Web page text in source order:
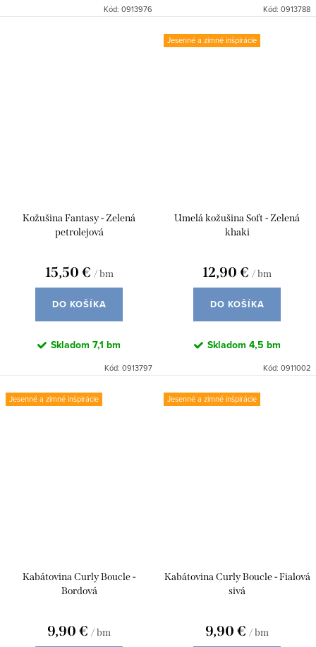
Kód: 0913976 Kód: 0913788
Kožušina Fantasy - Zelená
petrolejová
15,50 € / bm
DO KOŠÍKA
Skladom 7,1 bm
Kód: 0913797
Jesenné a zimné inšpirácie
Umelá kožušina Soft - Zelená
khaki
12,90 € / bm
DO KOŠÍKA
Skladom 4,5 bm
Kód: 0911002
Jesenné a zimné inšpirácie
Kabátovina Curly Boucle -
Bordová
9,90 € / bm
Jesenné a zimné inšpirácie
Kabátovina Curly Boucle - Fialová
sivá
9,90 € / bm